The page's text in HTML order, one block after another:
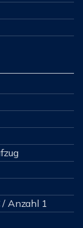
/ Anzahl 1